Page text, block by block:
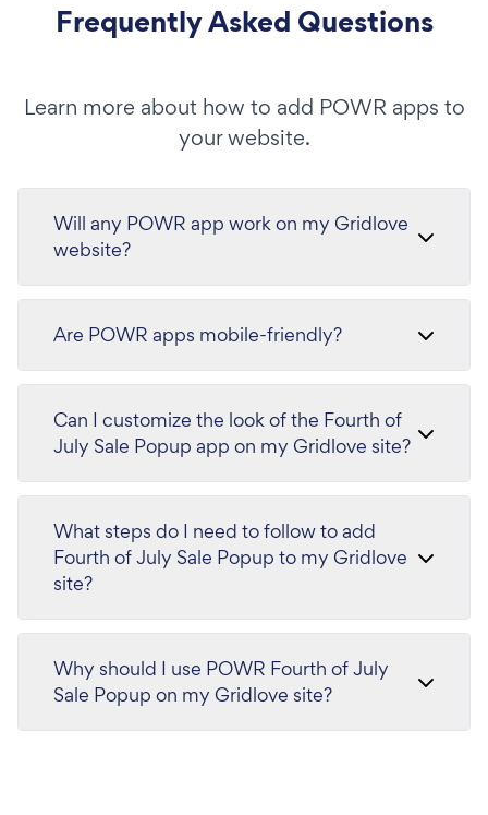
Frequently Asked Questions
Learn more about how to add POWR apps to
your website.
Will any POWR app work on my Gridlove
website?
Are POWR apps mobile-friendly?
Can I customize the look of the Fourth of
July Sale Popup app on my Gridlove site?
What steps do I need to follow to add
Fourth of July Sale Popup to my Gridlove
site?
Why should I use POWR Fourth of July
Sale Popup on my Gridlove site?